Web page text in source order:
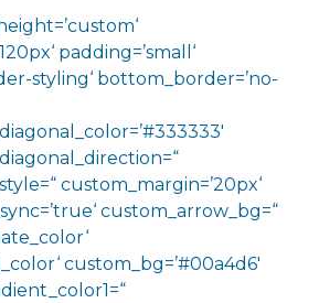
padding=’small‘
styling‘ bottom_border=’no-
custom_margin=’20px‘
custom_arrow_bg=“
custom_bg=’#00a4d6′